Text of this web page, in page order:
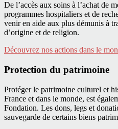
De l’accès aux soins à l’achat de
programmes hospitaliers et de
venir en aide aux plus démunis à
d’origine et de religion.
Découvrez nos actions dans le
Protection du patrimoine
Protéger le patrimoine culturel et
France et dans le monde, est
Fondation. Les dons, legs et
sauvegarde de certains biens